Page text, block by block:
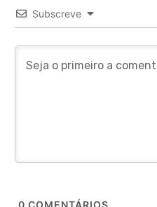
Subscreve